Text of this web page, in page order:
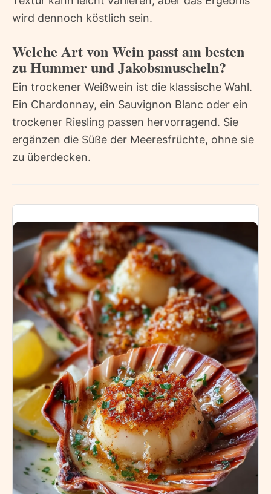
wird dennoch köstlich sein.
Welche Art von Wein passt am besten
zu Hummer und Jakobsmuscheln?
Ein trockener Weißwein ist die klassische Wahl.
Ein Chardonnay, ein Sauvignon Blanc oder ein
trockener Riesling passen hervorragend. Sie
ergänzen die Süße der Meeresfrüchte, ohne sie
zu überdecken.